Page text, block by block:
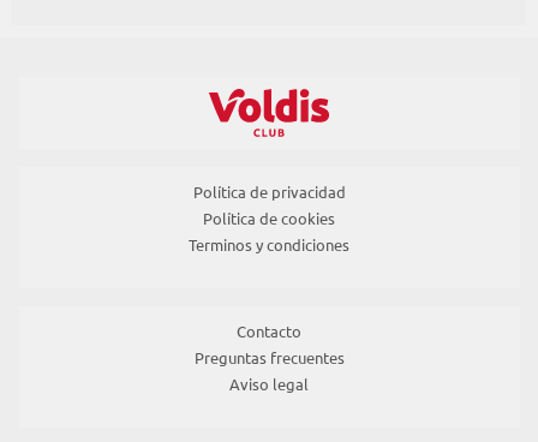
Política de privacidad
Política de cookies
Terminos y condiciones
Contacto
Preguntas frecuentes
Aviso legal